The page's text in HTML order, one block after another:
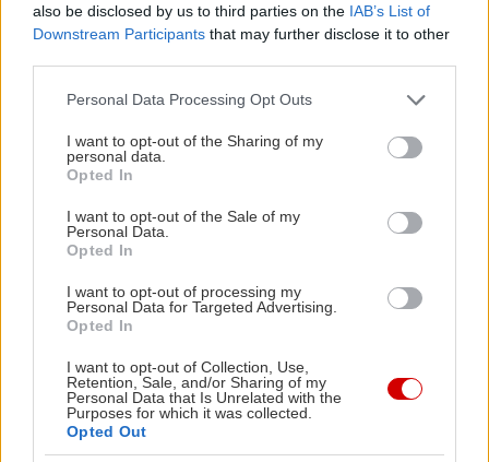
also be disclosed by us to third parties on the IAB’s List of
Downstream Participants that may further disclose it to other
Please note that this website/app uses one or more Google
not limited to your visit or usage behaviour. You may click to
grant or deny consent to Google and its third-party tags to
use your data for below specified purposes in below Google
consent section.
Personal Data Processing Opt Outs
I want to opt-out of the Sharing of my
personal data.
Opted In
I want to opt-out of the Sale of my
Personal Data.
Opted In
I want to opt-out of processing my
Personal Data for Targeted Advertising.
Opted In
I want to opt-out of Collection, Use,
Retention, Sale, and/or Sharing of my
Personal Data that Is Unrelated with the
Purposes for which it was collected.
Opted Out
σειρών, σημαντικά ντοκιμαντέρ αλλά και μια
μεγάλη ποικιλία ειδησεογραφικών, παιδικών,
Από τότε μάλιστα που η Nova, εξαγοράστηκε
από τη Forthnet
ελκυστικές τιμές. Για πολλούς, η συγκεκριμένη
κίνηση είναι μια "απάντηση" της Forthnet στις
υπηρεσίες IPTV των ανταγωνιστικών της
παρόχων Internet.
Η Forthnet προσφέρει αναμφισβήτητα το πιο
πλούσιο περιεχόμενο συνδρομητικής τηλεόρασης,
ενώ πρόσφατα έχει προβεί σε ανακοινώσεις που